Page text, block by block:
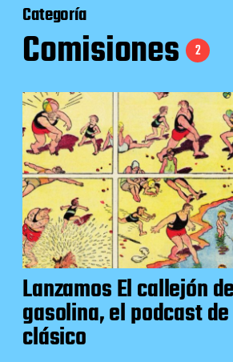
Categoría
Comisiones 2
Lanzamos El callejón
gasolina, el podcast
clásico